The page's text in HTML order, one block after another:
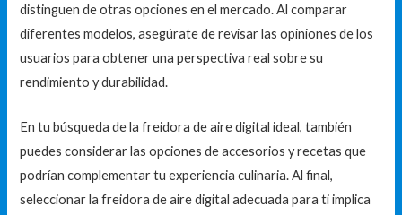
distinguen de otras opciones en el mercado. Al comparar
diferentes modelos, asegúrate de revisar las opiniones de los
usuarios para obtener una perspectiva real sobre su
rendimiento y durabilidad.
En tu búsqueda de la freidora de aire digital ideal, también
puedes considerar las opciones de accesorios y recetas que
podrían complementar tu experiencia culinaria. Al final,
seleccionar la freidora de aire digital adecuada para ti implica